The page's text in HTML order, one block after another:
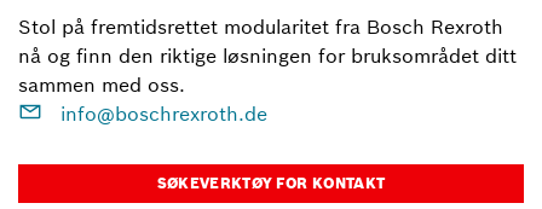
Stol på fremtidsrettet modularitet fra Bosch Rexroth
nå og finn den riktige løsningen for bruksområdet ditt
sammen med oss.
info@boschrexroth.de
SØKEVERKTØY FOR KONTAKT